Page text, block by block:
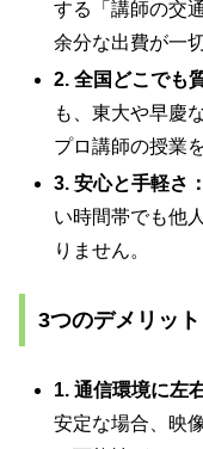
する「講師の交
余分な出費が一
2. 全国どこでも
も、東大や早慶
プロ講師の授業
3. 安心と手軽さ：
い時間帯でも他
りません。
3つのデメリット
1. 通信環境に左
安定な場合、映